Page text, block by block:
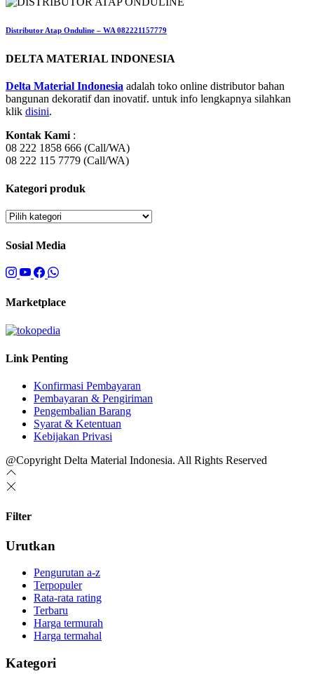
Distributor Atap Onduline – WA 082221157779
DELTA MATERIAL INDONESIA
Delta Material Indonesia adalah toko online distributor bahan
bangunan dekoratif dan inovatif. untuk info lengkapnya silahkan
klik disini.
Kontak Kami :
08 222 1858 666 (Call/WA)
08 222 115 7779 (Call/WA)
Kategori produk
Sosial Media
Marketplace
Link Penting
Konfirmasi Pembayaran
Pembayaran & Pengiriman
Pengembalian Barang
Syarat & Ketentuan
Kebijakan Privasi
@Copyright Delta Material Indonesia. All Rights Reserved
Filter
Urutkan
Pengurutan a-z
Terpopuler
Rata-rata rating
Terbaru
Harga termurah
Harga termahal
Kategori